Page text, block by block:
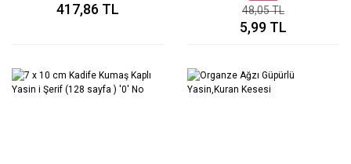
417,86 TL
5,99 TL
48,05 TL